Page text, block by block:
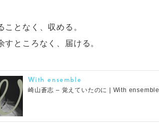
となく、収める。
ところなく、届ける。
With ensemble
崎山蒼志 – 覚えていたのに | With ensemble